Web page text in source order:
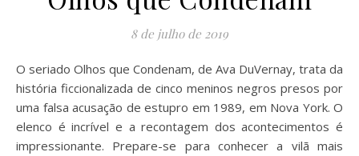
8 de julho de 2019
O seriado Olhos que Condenam, de Ava DuVernay, trata da
história ficcionalizada de cinco meninos negros presos por
uma falsa acusação de estupro em 1989, em Nova York. O
elenco é incrível e a recontagem dos acontecimentos é
impressionante. Prepare-se para conhecer a vilã mais